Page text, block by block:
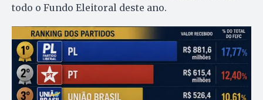
todo o Fundo Eleitoral deste ano.